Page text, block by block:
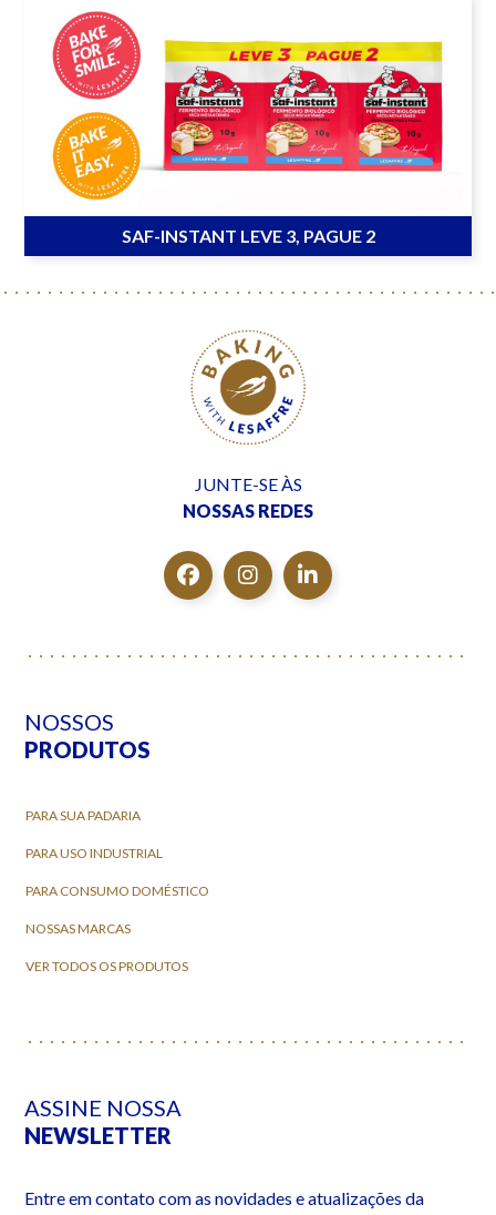
SAF-INSTANT LEVE 3, PAGUE 2
JUNTE-SE ÀS
NOSSAS REDES
NOSSOS
PRODUTOS
PARA SUA PADARIA
PARA USO INDUSTRIAL
PARA CONSUMO DOMÉSTICO
NOSSAS MARCAS
VER TODOS OS PRODUTOS
ASSINE NOSSA
NEWSLETTER
Entre em contato com as novidades e atualizações da